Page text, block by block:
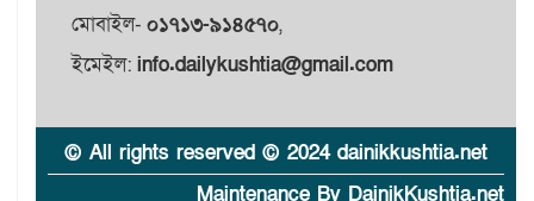
মাত্র ৯১ টন ভারতীয় মরিচেই
ভেঙে পড়ল বাজার/৪০০ টাকা
কেজি দাম কে ধরে রেখেছিল?
৮
জুলাই আন্দোলন ছিল সম্মিলিত,
লক্ষ্য হওয়া উচিত ঐক্য ও
রাষ্ট্রগঠন
মোবাইল- ০১৭১৩-৯১৪৫৭০,
ইমেইল: info.dailykushtia@gmail.com
© All rights reserved © 2024 dainikkushtia.net
Maintenance By DainikKushtia.net